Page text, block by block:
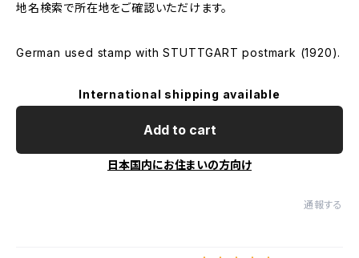
地名検索で所在地をご確認いただけます。
German used stamp with STUTTGART postmark (1920).
International shipping available
Add to cart
日本国内にお住まいの方向け
通報する